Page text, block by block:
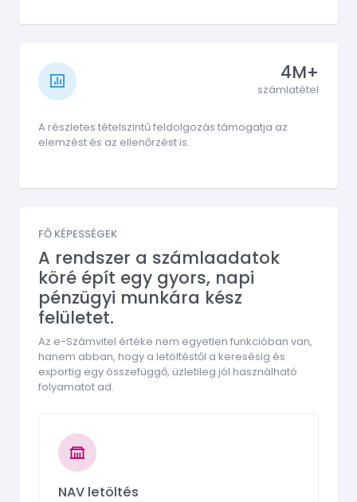
4M+
számlatétel
A részletes tételszintű feldolgozás támogatja az
elemzést és az ellenőrzést is.
FŐ KÉPESSÉGEK
A rendszer a számlaadatok
köré épít egy gyors, napi
pénzügyi munkára kész
felületet.
Az e-Számvitel értéke nem egyetlen funkcióban van,
hanem abban, hogy a letöltéstől a keresésig és
exportig egy összefüggő, üzletileg jól használható
folyamatot ad.
NAV letöltés